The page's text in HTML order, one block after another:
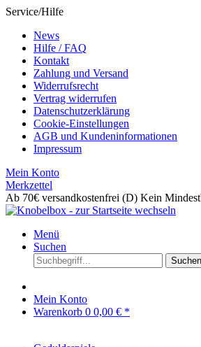
Service/Hilfe
News
Hilfe / FAQ
Kontakt
Zahlung und Versand
Widerrufsrecht
Vertrag widerrufen
Datenschutzerklärung
Cookie-Einstellungen
AGB und Kundeninformationen
Impressum
Mein Konto
Merkzettel
Ab 70€ versandkostenfrei (D) Kein
Menü
Suchen
Suchen
Mein Konto
Warenkorb 0 0,00 € *